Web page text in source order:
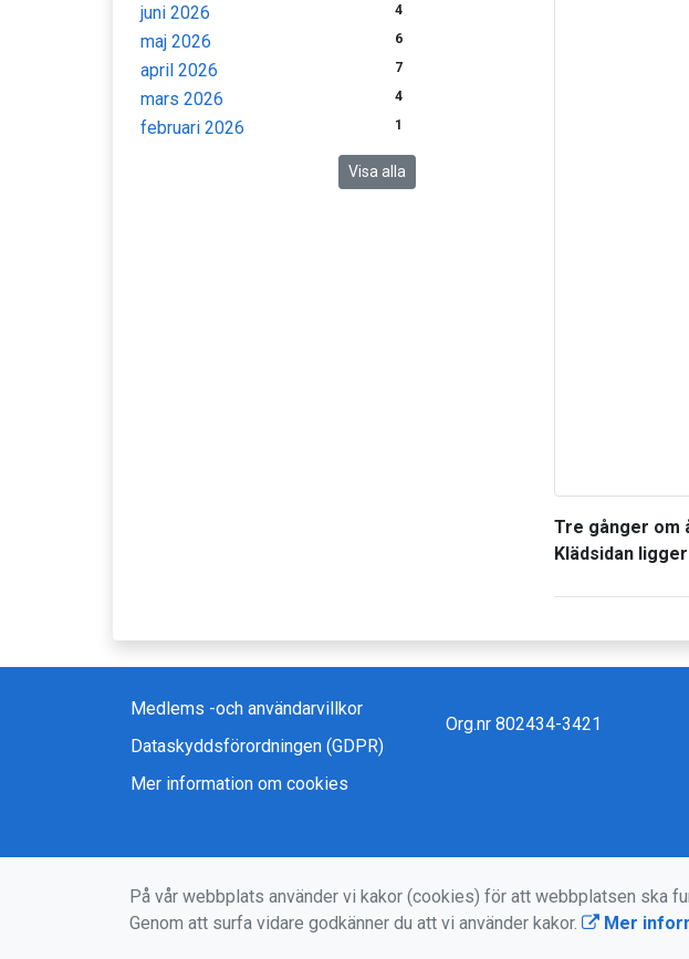
juni 2026 4
maj 2026 6
april 2026 7
mars 2026 4
februari 2026 1
Visa alla
Tre gånger om
Klädsidan
Medlems -och användarvillkor
Dataskyddsförordningen (GDPR)
Mer information om cookies
Org.nr 802434-3421
På vår webbplats använder vi kakor (cookies) för att webbplatsen ska
Genom att surfa vidare godkänner du att vi använder kakor.
Mer